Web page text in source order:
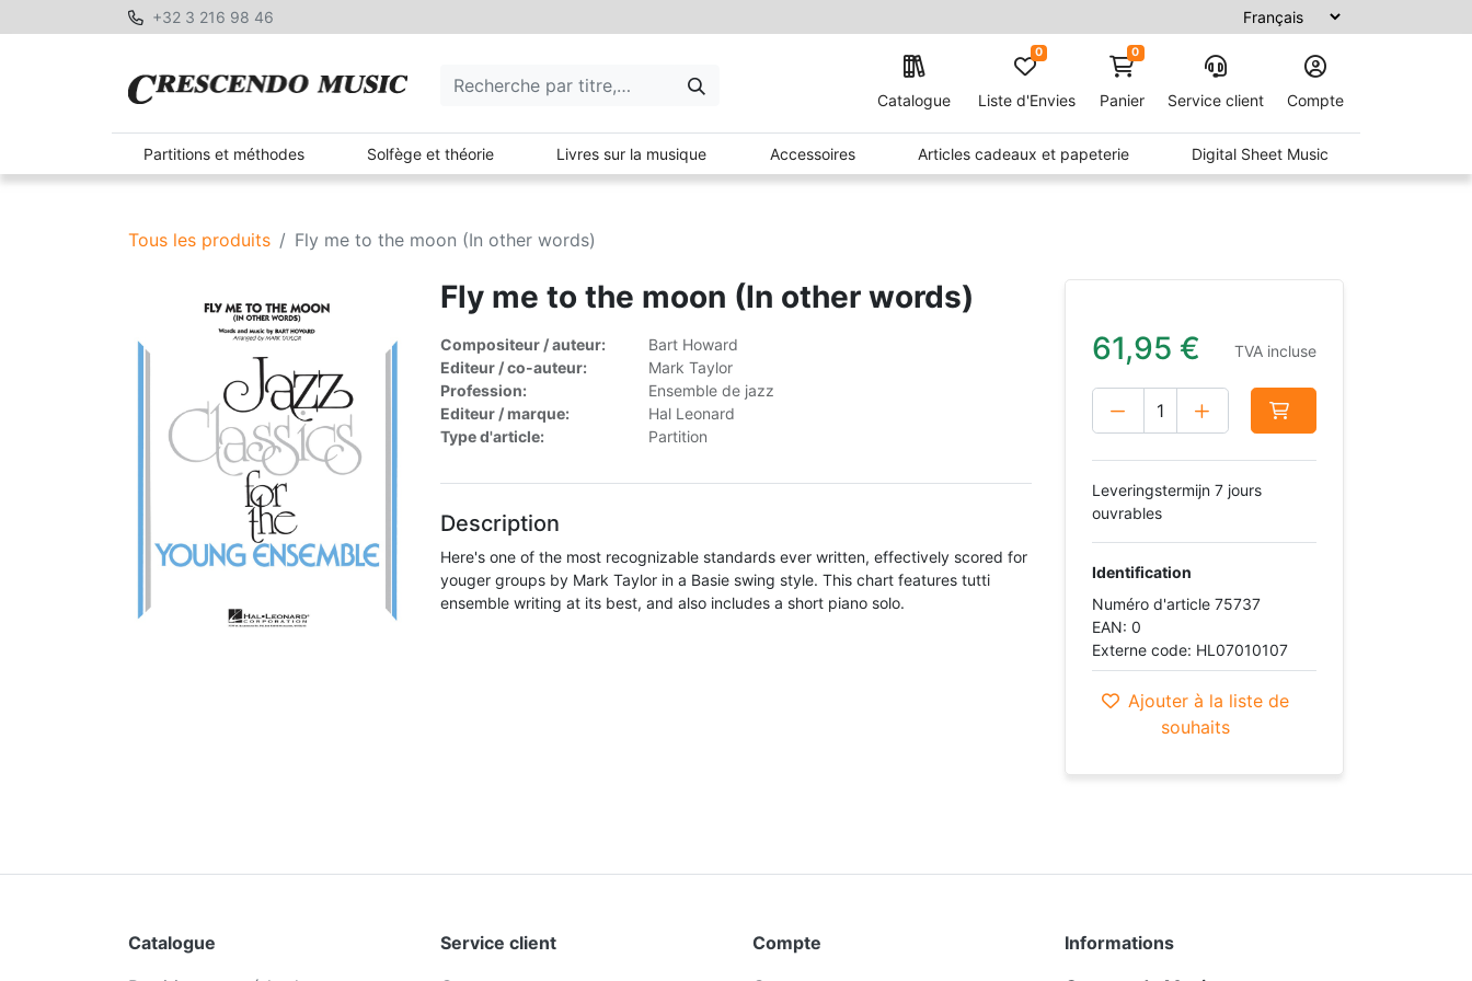
+32 3 216 98 46
Catalogue Liste d'Envies
0 0
Panier Service client Compte
Partitions et méthodes Solfège et théorie Livres sur la musique Accessoires Articles cadeaux et papeterie Digital Sheet Music
Tous les produits Fly me to the moon (In other words)
Fly me to the moon (In other words)
Compositeur / auteur:
Bart Howard
Editeur / co-auteur:
Mark Taylor
Profession:
Ensemble de jazz
Editeur / marque:
Hal Leonard
Type d'article:
Partition
Description
Here's one of the most recognizable standards ever written, effectively scored for
youger groups by Mark Taylor in a Basie swing style. This chart features tutti
ensemble writing at its best, and also includes a short piano solo.
61,95 € TVA incluse
Leveringstermijn 7 jours
ouvrables
Identification
Numéro d'article 75737
EAN: 0
Externe code: HL07010107
Ajouter à la liste de
souhaits
Catalogue
Service client
Compte
Informations